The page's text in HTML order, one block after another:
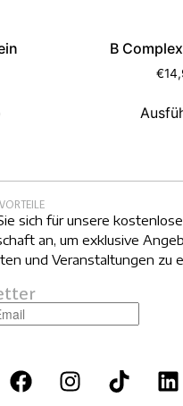
B
€
sich für unsere kostenlose
an, um exklusive
und Veranstaltungen zu